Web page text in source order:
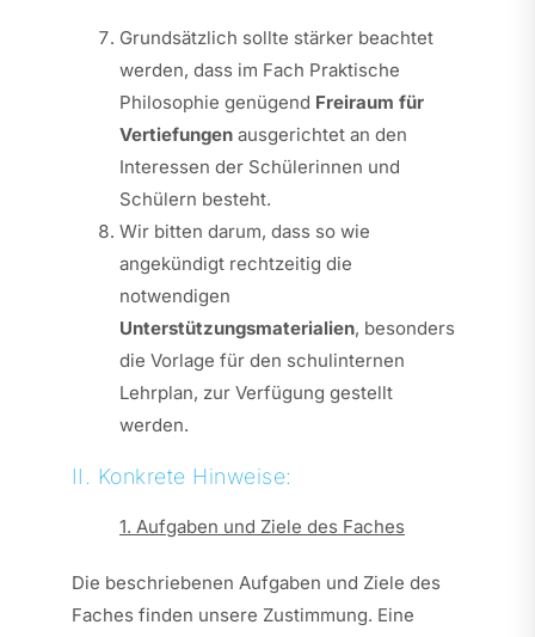
Grundsätzlich sollte stärker beachtet
werden, dass im Fach Praktische
Philosophie genügend Freiraum für
Vertiefungenausgerichtet an den
Interessen der Schülerinnen und
Schülern besteht.
Wir bitten darum, dass so wie
angekündigt rechtzeitig die
notwendigen
Unterstützungsmaterialien, besonders
die Vorlage für den schulinternen
Lehrplan, zur Verfügung gestellt
werden.
II. Konkrete Hinweise:
1. Aufgaben und Ziele des Faches
Die beschriebenen Aufgaben und Ziele des
Faches finden unsere Zustimmung. Eine